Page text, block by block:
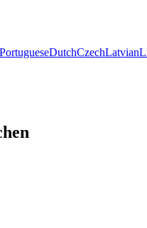
PortugueseDutchCzechLatvian